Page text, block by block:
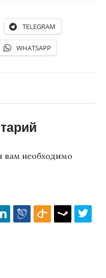
TELEGRAM
WHATSAPP
вам необходимо